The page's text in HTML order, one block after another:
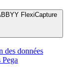
FlexiCapture
des données